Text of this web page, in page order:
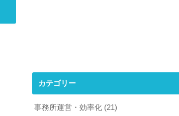
カテゴリー
事務所運営・効率化 (21)